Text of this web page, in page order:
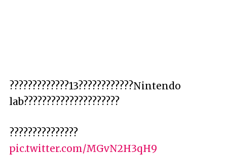
?????????????13????????????Nintendo
lab?????????????????????
???????????????
pic.twitter.com/MGvN2H3qH9